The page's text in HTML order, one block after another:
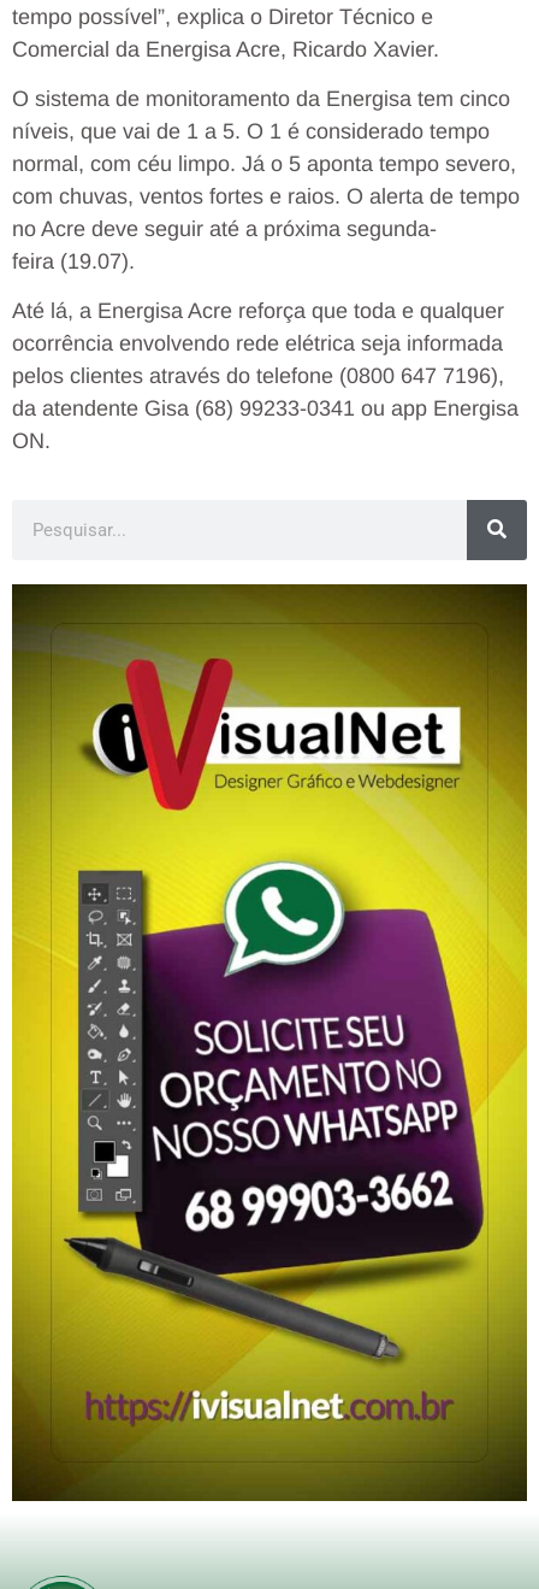
tempo possível”, explica o Diretor Técnico e
Comercial da Energisa Acre, Ricardo Xavier.
O sistema de monitoramento da Energisa tem cinco
níveis, que vai de 1 a 5. O 1 é considerado tempo
normal, com céu limpo. Já o 5 aponta tempo severo,
com chuvas, ventos fortes e raios. O alerta de tempo
no Acre deve seguir até a próxima segunda-
feira (19.07).
Até lá, a Energisa Acre reforça que toda e qualquer
ocorrência envolvendo rede elétrica seja informada
pelos clientes através do telefone (0800 647 7196),
da atendente Gisa (68) 99233-0341 ou app Energisa
ON.